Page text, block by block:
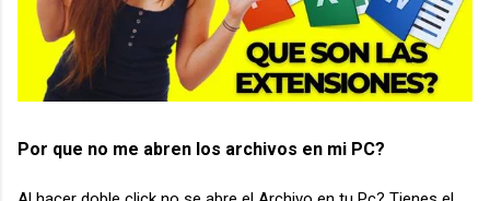
Por que no me abren los archivos en mi PC?